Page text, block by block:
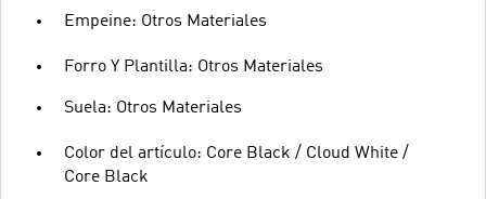
Empeine: Otros Materiales
Forro Y Plantilla: Otros Materiales
Suela: Otros Materiales
Color del artículo: Core Black / Cloud White /
Core Black